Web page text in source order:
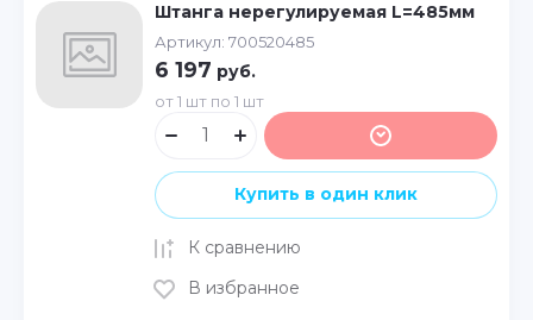
Штанга нерегулируемая L=485мм
Артикул: 700520485
6 197 руб.
от 1 шт по 1 шт
Купить в один клик
К сравнению
В избранное